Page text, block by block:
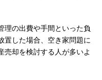
理の出費や手間といった負
置した場合、空き家問題に
売却を検討する人が多いよ